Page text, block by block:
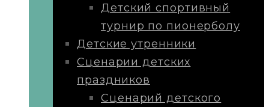
Детский спортивный
турнир по пионерболу
Детские утренники
Сценарии детских
праздников
Сценарий детского